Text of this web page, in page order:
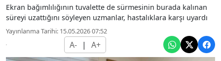
Ekran bağımlılığının tuvalette de sürmesinin burada kalınan
süreyi uzattığını söyleyen uzmanlar, hastalıklara karşı uyardı
Yayınlanma Tarihi: 15.05.2026 07:52
A- | A+